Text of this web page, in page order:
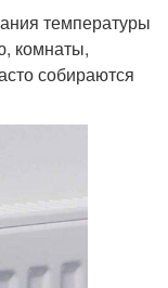
температуры
комнаты,
собираются